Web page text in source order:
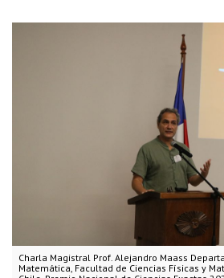
Charla Magistral Prof. Alejandro Maass
Matemática, Facultad de Ciencias Físicas y